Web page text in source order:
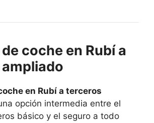
coche en Rubí a
en Rubí a terceros
opción intermedia entre el
básico y el seguro a todo